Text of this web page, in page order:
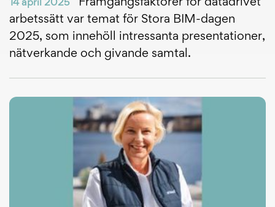
14 april 2025
Framgångsfaktorer för datadrivet
arbetssätt var temat för Stora BIM-dagen
2025, som innehöll intressanta presentationer,
nätverkande och givande samtal.